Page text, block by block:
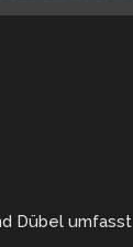
Dübel umfasst